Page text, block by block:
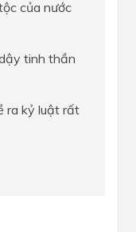
của nước
tinh thần
ra kỷ luật rất